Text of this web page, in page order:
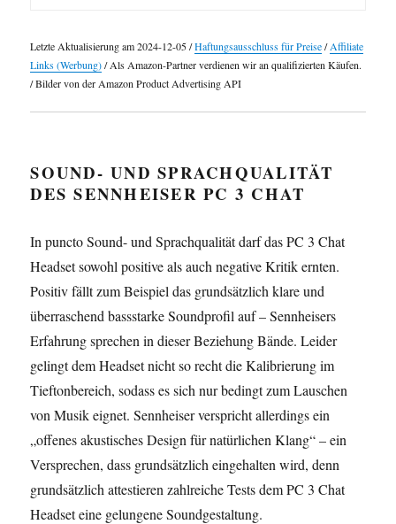
Letzte Aktualisierung am 2024-12-05 /Haftungsausschluss für Preise/Affiliate
Links (Werbung)/ Als Amazon-Partner verdienen wir an qualifizierten Käufen.
/ Bilder von der Amazon Product Advertising API
SOUND- UND SPRACHQUALITÄT
DES SENNHEISER PC 3 CHAT
In puncto Sound- und Sprachqualität darf das PC 3 Chat
Headset sowohl positive als auch negative Kritik ernten.
Positiv fällt zum Beispiel das grundsätzlich klare und
überraschend bassstarke Soundprofil auf – Sennheisers
Erfahrung sprechen in dieser Beziehung Bände. Leider
gelingt dem Headset nicht so recht die Kalibrierung im
Tieftonbereich, sodass es sich nur bedingt zum Lauschen
von Musik eignet. Sennheiser verspricht allerdings ein
„offenes akustisches Design für natürlichen Klang“ – ein
Versprechen, dass grundsätzlich eingehalten wird, denn
grundsätzlich attestieren zahlreiche Tests dem PC 3 Chat
Headset eine gelungene Soundgestaltung.